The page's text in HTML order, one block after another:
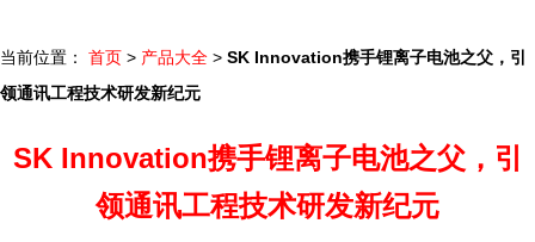
当前位置： 首页 > 产品大全 > SK Innovation携手锂离子电池之父，引
领通讯工程技术研发新纪元
SK Innovation携手锂离子电池之父，引
领通讯工程技术研发新纪元